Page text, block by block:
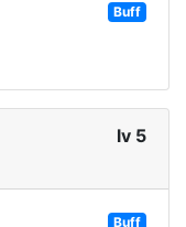
Buff
lv 5
Buff